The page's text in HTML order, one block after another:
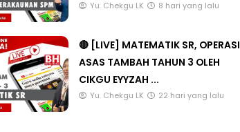
Yu. Chekgu LK 8 hari yang lalu
🔴 [LIVE] MATEMATIK SR, OPERASI
ASAS TAMBAH TAHUN 3 OLEH
CIKGU EYYZAH ...
Yu. Chekgu LK 22 hari yang lalu